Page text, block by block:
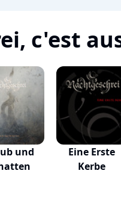
c'est
und
Eine Erste
Kerbe